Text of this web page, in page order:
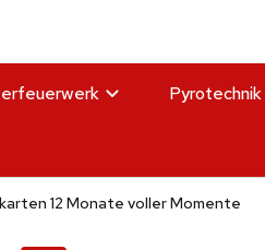
Pyrotechnik
12 Monate voller Momente